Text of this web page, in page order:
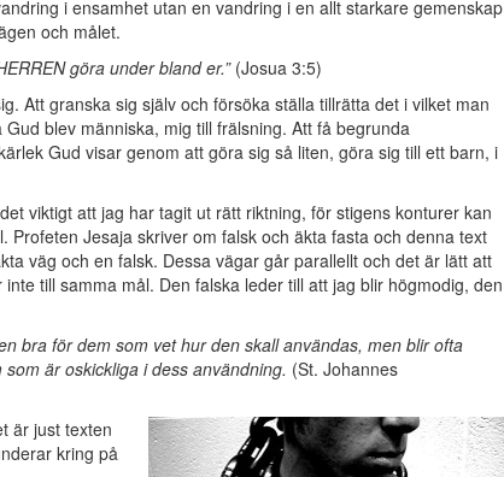
i ensamhet utan en vandring i en allt starkare gemenskap
och målet.
göra under bland er.”(Josua 3:5)
Att granska sig själv och försöka ställa tillrätta det i vilket man
blev människa, mig till frälsning. Att få begrunda
Gud visar genom att göra sig så liten, göra sig till ett barn, i
viktigt att jag har tagit ut rätt riktning, för stigens konturer kan
Jesaja skriver om falsk och äkta fasta och denna text
väg och en falsk. Dessa vägar går parallellt och det är lätt att
till samma mål. Den falska leder till att jag blir högmodig, den
bra för dem som vet hur den skall användas, men blir ofta
är oskickliga i dess användning. (St. Johannes
är just texten
kring på